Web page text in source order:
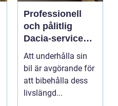
Professionell
och pålitlig
Dacia-service
för din bil
Att underhålla sin
bil är avgörande för
att bibehålla dess
livslängd...